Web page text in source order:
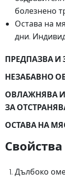
болезнено
Остава на
дни.
ПРЕДПАЗВА И
НЕЗАБАВНО
ОВЛАЖНЯВА
ЗА
ОСТАВА НА
Дълбоко